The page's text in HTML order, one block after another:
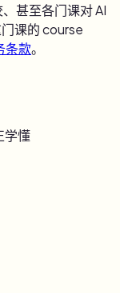
甚至各门课对 AI
课的 course
条款。
学懂